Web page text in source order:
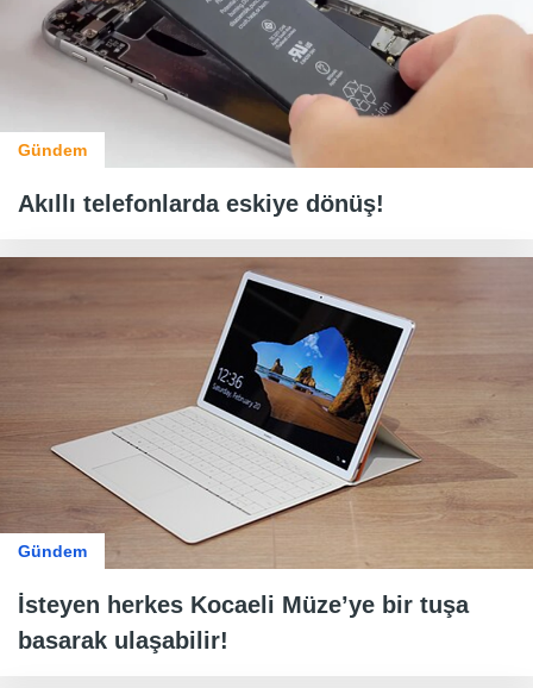
Gündem
Akıllı telefonlarda eskiye dönüş!
Gündem
İsteyen herkes Kocaeli Müze’ye bir tuşa
basarak ulaşabilir!